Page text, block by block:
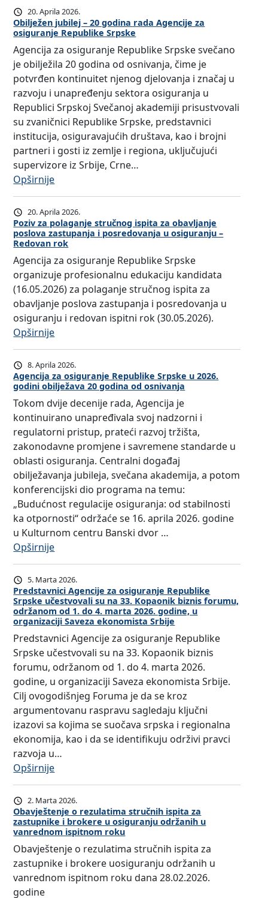
r
e
z
u
l
a
t
i
m
a
s
č
n
i
h
i
s
p
i
t
a
z
a
z
a
s
t
u
p
n
i
k
e
i
b
r
o
k
e
r
e
u
o
s
i
g
u
r
n
o
d
r
ž
a
n
b
a
v
j
e
š
t
e
n
j
e
o
k
a
n
d
i
d
a
t
i
m
a
k
o
j
i
s
p
u
n
j
a
v
a
j
u
u
s
l
o
v
e
z
a
p
o
l
a
g
a
n
j
e
s
t
r
č
n
i
20. Aprila 2026.
Obilježen jubilej – 20 godina rada Agencije za
osiguranje Republike Srpske
Agencija za osiguranje Republike Srpske svečano
je obilježila 20 godina od osnivanja, čime je
potvrđen kontinuitet njenog djelovanja i značaj u
razvoju i unapređenju sektora osiguranja u
Republici Srpskoj Svečanoj akademiji prisustvovali
su zvaničnici Republike Srpske, predstavnici
institucija, osiguravajućih društava, kao i brojni
partneri i gosti iz zemlje i regiona, uključujući
supervizore iz Srbije, Crne…
Opširnije:
O
b
i
l
j
e
ž
e
n
j
u
b
i
l
e
j
–
2
0
g
o
d
i
n
a
r
a
d
a
A
g
e
n
c
i
j
e
z
a
o
s
i
g
u
r
n
j
e
20. Aprila 2026.
Poziv za polaganje stručnog ispita za obavljanje
poslova zastupanja i posredovanja u osiguranju –
Redovan rok
Agencija za osiguranje Republike Srpske
organizuje profesionalnu edukaciju kandidata
(16.05.2026) za polaganje stručnog ispita za
obavljanje poslova zastupanja i posredovanja u
osiguranju i redovan ispitni rok (30.05.2026).
Opširnije:
P
o
z
i
v
z
a
p
o
l
a
g
a
n
j
e
s
t
r
u
č
n
o
g
i
s
p
i
t
o
b
a
v
l
j
8. Aprila 2026.
Agencija za osiguranje Republike Srpske u 2026.
godini obilježava 20 godina od osnivanja
Tokom dvije decenije rada, Agencija je
kontinuirano unapređivala svoj nadzorni i
regulatorni pristup, prateći razvoj tržišta,
zakonodavne promjene i savremene standarde u
oblasti osiguranja. Centralni događaj
obilježavanja jubileja, svečana akademija, a potom
konferencijski dio programa na temu:
„Budućnost regulacije osiguranja: od stabilnosti
ka otpornosti“ održaće se 16. aprila 2026. godine
u Kulturnom centru Banski dvor …
Opširnije:
A
g
e
n
c
j
o
i
g
r
n
j
e
R
e
p
5. Marta 2026.
Predstavnici Agencije za osiguranje Republike
Srpske učestvovali su na 33. Kopaonik biznis forumu,
održanom od 1. do 4. marta 2026. godine, u
organizaciji Saveza ekonomista Srbije
Predstavnici Agencije za osiguranje Republike
Srpske učestvovali su na 33. Kopaonik biznis
forumu, održanom od 1. do 4. marta 2026.
godine, u organizaciji Saveza ekonomista Srbije.
Cilj ovogodišnjeg Foruma je da se kroz
argumentovanu raspravu sagledaju ključni
izazovi sa kojima se suočava srpska i regionalna
ekonomija, kao i da se identifikuju održivi pravci
razvoja u…
Opširnije:
P
r
e
d
s
t
a
v
2. Marta 2026.
Obavještenje o rezulatima stručnih ispita za
zastupnike i brokere u osiguranju održanih u
vanrednom ispitnom roku
Obavještenje o rezulatima stručnih ispita za
zastupnike i brokere uosiguranju održanih u
vanrednom ispitnom roku dana 28.02.2026.
godine